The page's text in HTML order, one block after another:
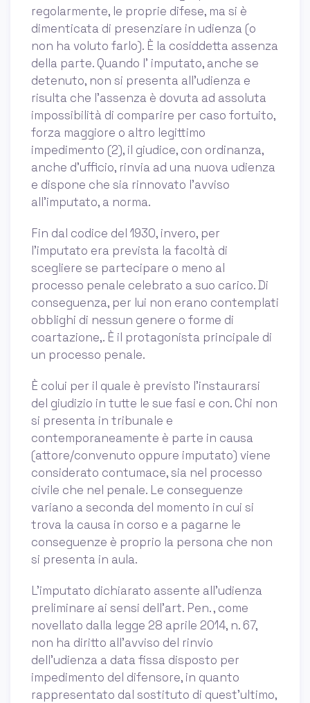
regolarmente, le proprie difese, ma si è
dimenticata di presenziare in udienza (o
non ha voluto farlo). È la cosiddetta assenza
della parte. Quando l' imputato, anche se
detenuto, non si presenta all'udienza e
risulta che l'assenza è dovuta ad assoluta
impossibilità di comparire per caso fortuito,
forza maggiore o altro legittimo
impedimento (2), il giudice, con ordinanza,
anche d'ufficio, rinvia ad una nuova udienza
e dispone che sia rinnovato l'avviso
all'imputato, a norma.
Fin dal codice del 1930, invero, per
l’imputato era prevista la facoltà di
scegliere se partecipare o meno al
processo penale celebrato a suo carico. Di
conseguenza, per lui non erano contemplati
obblighi di nessun genere o forme di
coartazione,. È il protagonista principale di
un processo penale.
È colui per il quale è previsto l’instaurarsi
del giudizio in tutte le sue fasi e con. Chi non
si presenta in tribunale e
contemporaneamente è parte in causa
(attore/convenuto oppure imputato) viene
considerato contumace, sia nel processo
civile che nel penale. Le conseguenze
variano a seconda del momento in cui si
trova la causa in corso e a pagarne le
conseguenze è proprio la persona che non
si presenta in aula.
L’imputato dichiarato assente all’udienza
preliminare ai sensi dell’art. Pen. , come
novellato dalla legge 28 aprile 2014, n. 67,
non ha diritto all’avviso del rinvio
dell’udienza a data fissa disposto per
impedimento del difensore, in quanto
rappresentato dal sostituto di quest’ultimo,